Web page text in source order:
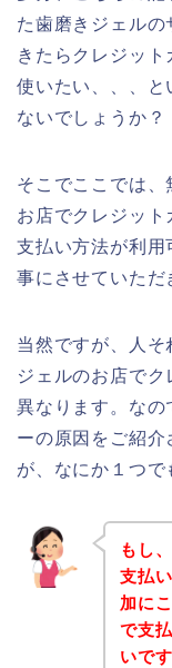
た歯磨きジェル
きたらクレジッ
使いたい、、、と
ないでしょうか？
そこでここでは
お店でクレジッ
支払い方法が利用
事にさせていただ
当然ですが、人そ
ジェルのお店で
異なります。なの
ーの原因をご紹
が、なにか１つで
もし
支払
加に
で支
いで